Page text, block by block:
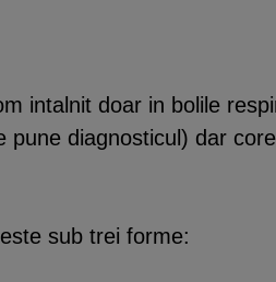
intalnit doar in bolile
diagnosticul) dar
sub trei forme: